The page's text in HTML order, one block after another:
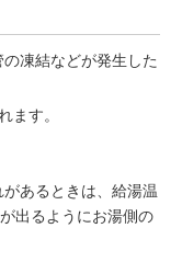
凍結などが発生した
ます。
あるときは、給湯温
出るようにお湯側の